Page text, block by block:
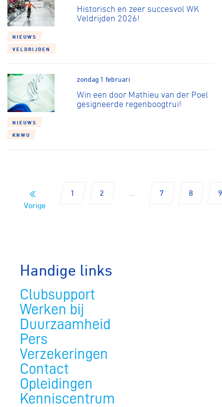
NIEUWS
VELDRIJDEN
Historisch en zeer succesvol WK
Veldrijden 2026!
NIEUWS
KNWU
zondag 1 februari
Win een door Mathieu van der Poel
gesigneerde regenboogtrui!
Vorige
1 2 7 8 9
Handige links
Clubsupport
Werken bij
Duurzaamheid
Pers
Verzekeringen
Contact
Opleidingen
Kenniscentrum